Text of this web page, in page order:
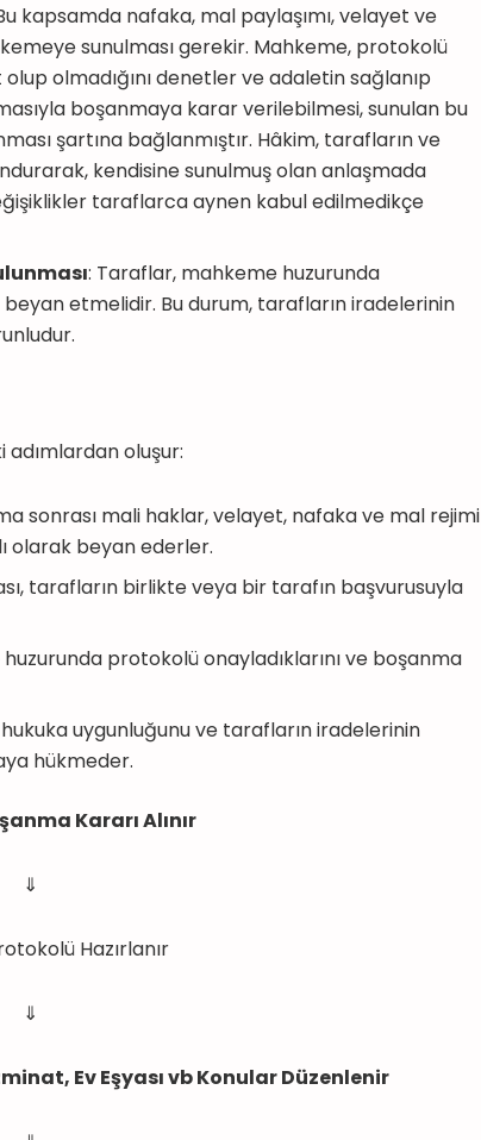
kapsamda nafaka, mal paylaşımı, velayet ve
sunulması gerekir. Mahkeme, protokolü
olmadığını denetler ve adaletin sağlanıp
boşanmaya karar verilebilmesi, sunulan bu
şartına bağlanmıştır. Hâkim, tarafların ve
kendisine sunulmuş olan anlaşmada
taraflarca aynen kabul edilmedikçe
: Taraflar, mahkeme huzurunda
etmelidir. Bu durum, tarafların iradelerinin
adımlardan oluşur:
sonrası mali haklar, velayet, nafaka ve mal rejimi
olarak beyan ederler.
tarafların birlikte veya bir tarafın başvurusuyla
protokolü onayladıklarını ve boşanma
uygunluğunu ve tarafların iradelerinin
hükmeder.
Kararı Alınır
⇓
Hazırlanır
⇓
Ev Eşyası vb Konular Düzenlenir